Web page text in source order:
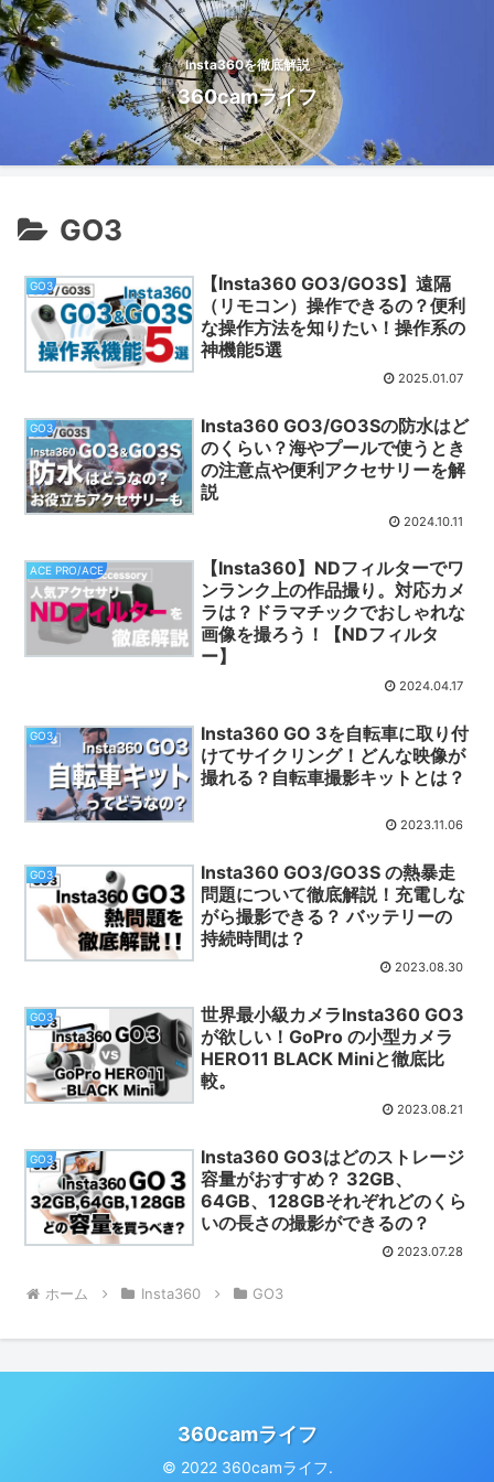
Insta360を徹底解説
360camライフ
GO3
GO3
【Insta360 GO3/GO3S】遠隔
（リモコン）操作できるの？便利
な操作方法を知りたい！操作系の
神機能5選
2025.01.07
GO3
Insta360 GO3/GO3Sの防水はど
のくらい？海やプールで使うとき
の注意点や便利アクセサリーを解
説
2024.10.11
ACE PRO/ACE
【Insta360】NDフィルターでワ
ンランク上の作品撮り。対応カメ
ラは？ドラマチックでおしゃれな
画像を撮ろう！【NDフィルタ
ー】
2024.04.17
GO3
Insta360 GO 3を自転車に取り付
けてサイクリング！どんな映像が
撮れる？自転車撮影キットとは？
2023.11.06
GO3
Insta360 GO3/GO3S の熱暴走
問題について徹底解説！充電しな
がら撮影できる？ バッテリーの
持続時間は？
2023.08.30
GO3
世界最小級カメラInsta360 GO3
が欲しい！GoPro の小型カメラ
HERO11 BLACK Miniと徹底比
較。
2023.08.21
GO3
Insta360 GO3はどのストレージ
容量がおすすめ？ 32GB、
64GB、128GBそれぞれどのくら
いの長さの撮影ができるの？
2023.07.28
ホーム Insta360 GO3
360camライフ
© 2022 360camライフ.